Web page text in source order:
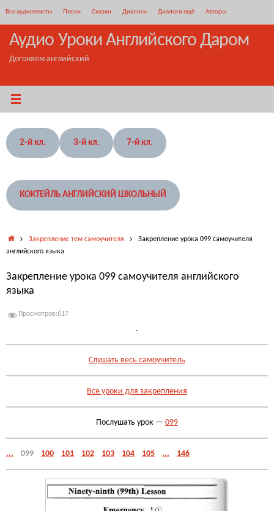
содержимому
Все аудиотексты Песни Сказки Диалоги Диалоги ещё Авторы
Аудио Уроки Английского Даром
Догоняем английский
2-й кл. 3-й кл. 7-й кл.
КОКТЕЙЛЬ АНГЛИЙСКИЙ ШКОЛЬНЫЙ
ГлавнаяЗакрепление тем самоучителя
Закрепление урока 099 самоучителя
английского языка
Закрепление урока 099 самоучителя английского
языка
Просмотров:617
.
Слушать весь самоучитель
Все уроки для закрепления
Послушать урок — 099
... 099 100 101 102 103 104 105 ... 146